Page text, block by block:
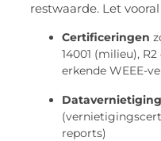
restwaarde. Let
Certificeringen
14001 (milieu),
erkende WEEE-
reports)